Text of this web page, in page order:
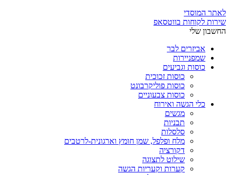
לאתר המוסדי
שירות לקוחות בווטסאפ
החשבון שלי
אביזרים לבר
שמפניירות
כוסות וגביעים
כוסות זכוכית
כוסות פוליקרבונט
כוסות צבעוניים
כלי הגשה ואירוח
מגשים
תבניות
סלסלות
מלח ופלפל, שמן חומץ וארגונית-לרטבים
דקורציה
שילוט לתצוגה
קערות וקעריות הגשה